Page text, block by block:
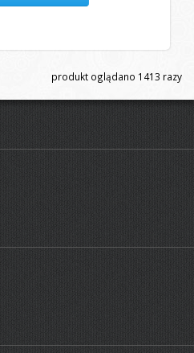
produkt oglądano 1413 razy